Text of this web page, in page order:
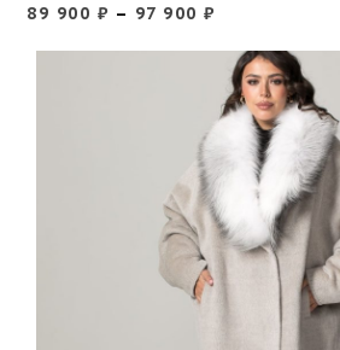
89 900 ₽ – 97 900₽